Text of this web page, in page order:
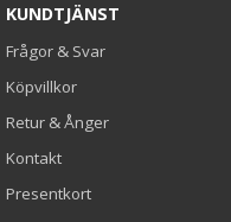
KUNDTJÄNST
Frågor & Svar
Köpvillkor
Retur & Ånger
Kontakt
Presentkort